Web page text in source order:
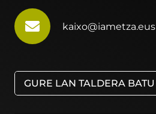
kaixo@iametza.eus
GURE LAN TALDERA BATU